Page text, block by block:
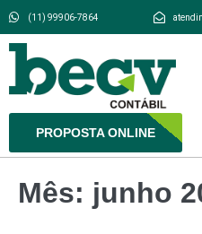
(11) 99906-7864
PROPOSTA ONLINE
Mês: junho